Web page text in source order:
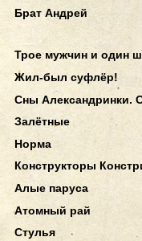
Брат Андрей
Трое мужчин и один
Жил-был суфлёр!
Сны Александринки.
Залётные
Норма
Конструкторы
Алые паруса
Атомный рай
Стулья